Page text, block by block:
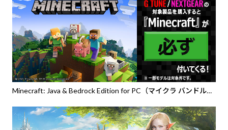
Minecraft: Java & Bedrock Edition for PC（マイクラ バンドル